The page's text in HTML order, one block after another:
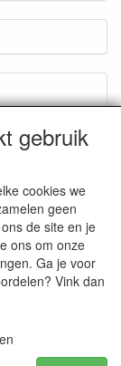
Commerce
gebruik
cookies we
geen
de site en je
ons om onze
Ga je voor
Vink dan